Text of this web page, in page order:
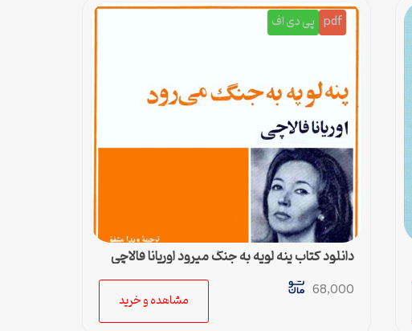
pdf پی دی اف
دانلود کتاب پنه لوپه به جنگ میرود اوریانا فالاچی
68,000
مشاهده و خرید